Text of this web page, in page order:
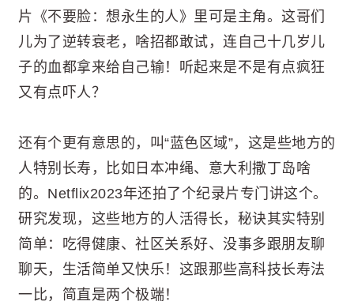
片《不要脸：想永生的人》里可是主角。这哥们
儿为了逆转衰老，啥招都敢试，连自己十几岁儿
子的血都拿来给自己输！听起来是不是有点疯狂
又有点吓人？
还有个更有意思的，叫“蓝色区域”，这是些地方的
人特别长寿，比如日本冲绳、意大利撒丁岛啥
的。Netflix2023年还拍了个纪录片专门讲这个。
研究发现，这些地方的人活得长，秘诀其实特别
简单：吃得健康、社区关系好、没事多跟朋友聊
聊天，生活简单又快乐！这跟那些高科技长寿法
一比，简直是两个极端！